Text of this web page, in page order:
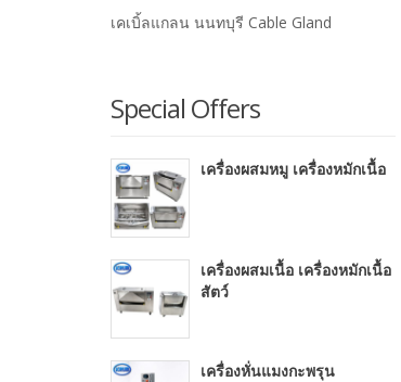
เคเบิ้ลแกลน นนทบุรี Cable Gland
Special Offers
เครื่องผสมหมู เครื่องหมักเนื้อ
เครื่องผสมเนื้อ เครื่องหมักเนื้อ
สัตว์
เครื่องหั่นแมงกะพรุน